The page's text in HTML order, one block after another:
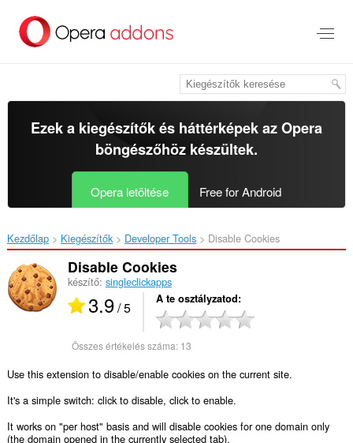
Ezek a kiegészítők és háttérképek azOpera
böngészőhözkészültek.
Opera letöltése Free for Android
Kezdőlap Kiegészítők Developer Tools Disable Cookies‎
Disable Cookies
készítő: singleclickapps
3.9/ 5 A te osztályzatod
Összes értékelés száma: 13
Use this extension to disable/enable cookies on the current site.
It's a simple switch: click to disable, click to enable.
It works on "per host" basis and will disable cookies for one domain only
(the domain opened in the currently selected tab).